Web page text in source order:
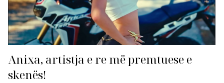
Anixa, artistja e re më premtuese e
skenës!